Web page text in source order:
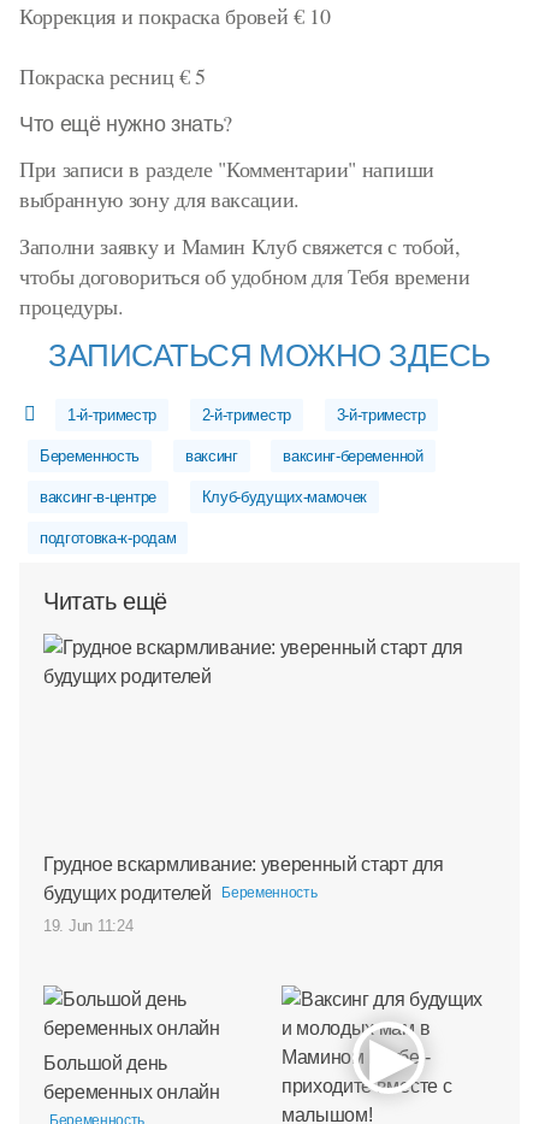
Коррекция и покраска бровей € 10
Покраска ресниц € 5
Что ещё нужно знать?
При записи в разделе "Комментарии" напиши
выбранную зону для ваксации.
Заполни заявку и Мамин Клуб свяжется с тобой,
чтобы договориться об удобном для Тебя времени
процедуры.
ЗАПИСАТЬСЯ МОЖНО ЗДЕСЬ
1-й-триместр 2-й-триместр 3-й-триместр
Беременность ваксинг ваксинг-беременной
ваксинг-в-центре Клуб-будущих-мамочек
подготовка-к-родам
Читать ещё
Грудное вскармливание: уверенный старт для
будущих родителей
Беременность
19. Jun 11:24
Большой день
беременных онлайн
Беременность